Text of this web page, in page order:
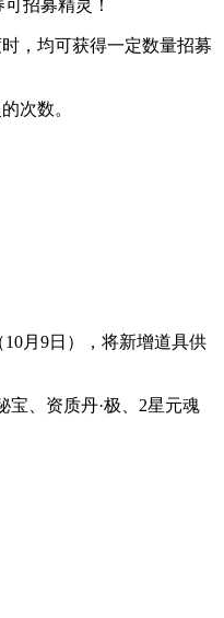
招募精灵！
，均可获得一定数量招募
次数。
月9日），将新增道具供
宝、资质丹·极、2星元魂